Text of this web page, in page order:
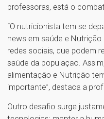
professoras, está o
“O nutricionista tem se
news em saúde e
redes sociais, que podem
saúde da população.
alimentação e Nutrição
importante”, destaca a
Outro desafio surge